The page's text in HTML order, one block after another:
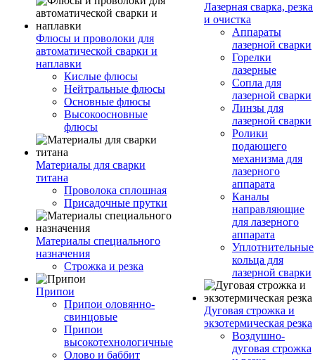
Флюсы и проволоки для
автоматической сварки и
наплавки
Кислые флюсы
Нейтральные флюсы
Основные флюсы
Высокоосновные
флюсы
Материалы для сварки
титана
Проволока сплошная
Присадочные прутки
Материалы специального
назначения
Строжка и резка
Припои
Припои оловянно-
свинцовые
Припои
высокотехнологичные
Олово и баббит
Лазерная сварка, резка
и очистка
Аппараты
лазерной сварки
Горелки
лазерные
Сопла для
лазерной сварки
Линзы для
лазерной сварки
Ролики
подающего
механизма для
лазерного
аппарата
Каналы
направляющие
для лазерного
аппарата
Уплотнительные
кольца для
лазерной сварки
Дуговая строжка и
экзотермическая резка
Воздушно-
дуговая строжка